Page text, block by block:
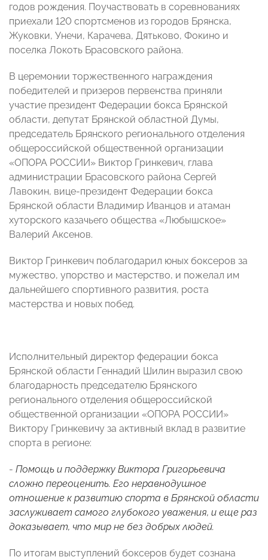
годов рождения. Поучаствовать в соревнованиях
приехали 120 спортсменов из городов Брянска,
Жуковки, Унечи, Карачева, Дятьково, Фокино и
поселка Локоть Брасовского района.
В церемонии торжественного награждения
победителей и призеров первенства приняли
участие президент Федерации бокса Брянской
области, депутат Брянской областной Думы,
председатель Брянского регионального отделения
общероссийской общественной организации
«ОПОРА РОССИИ» Виктор Гринкевич, глава
администрации Брасовского района Сергей
Лавокин, вице-президент Федерации бокса
Брянской области Владимир Иванцов и атаман
хуторского казачьего общества «Любышское»
Валерий Аксенов.
Виктор Гринкевич поблагодарил юных боксеров за
мужество, упорство и мастерство, и пожелал им
дальнейшего спортивного развития, роста
мастерства и новых побед.
Исполнительный директор федерации бокса
Брянской области Геннадий Шилин выразил свою
благодарность председателю Брянского
регионального отделения общероссийской
общественной организации «ОПОРА РОССИИ»
Виктору Гринкевичу за активный вклад в развитие
спорта в регионе:
- Помощь и поддержку Виктора Григорьевича
сложно переоценить. Его неравнодушное
отношение к развитию спорта в Брянской области
заслуживает самого глубокого уважения, и еще раз
доказывает, что мир не без добрых людей.
По итогам выступлений боксеров будет сознана